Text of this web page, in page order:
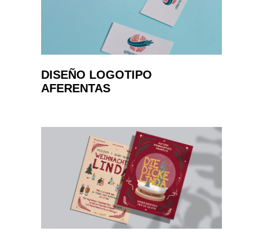
DISEÑO LOGOTIPO
AFERENTAS